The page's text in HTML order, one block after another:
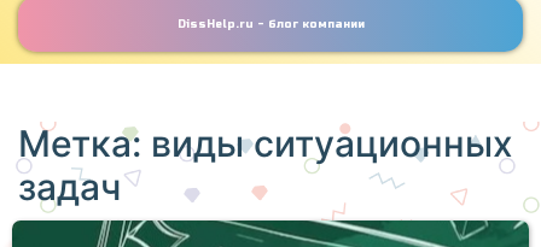
DissHelp.ru - блог компании
Метка: виды ситуационных
задач